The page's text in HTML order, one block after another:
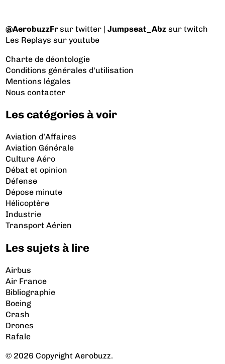
@AerobuzzFrsur twitter |Jumpseat_Abz sur twitch
Les Replays sur youtube
Charte de déontologie
Conditions générales d'utilisation
Mentions légales
Nous contacter
Les catégories à voir
Aviation d’Affaires
Aviation Générale
Culture Aéro
Débat et opinion
Défense
Dépose minute
Hélicoptère
Industrie
Transport Aérien
Les sujets à lire
Airbus
Air France
Bibliographie
Boeing
Crash
Drones
Rafale
© 2026 Copyright Aerobuzz.